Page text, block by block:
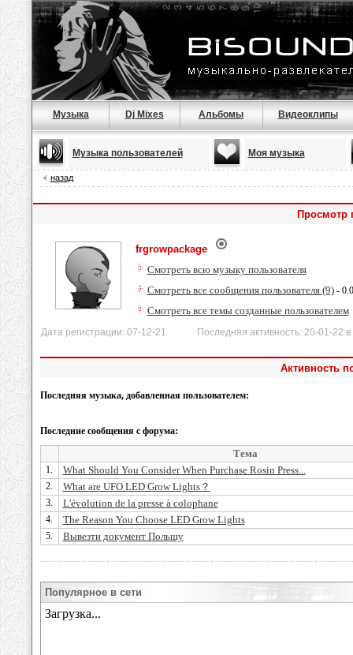
Музыка Dj Mixes Альбомы Видеоклипы
Музыка пользователей Моя музыка
назад
Просмотр
frgrowpackage
Смотреть всю музыку пользователя
Смотреть все сообщения пользователя (9)-
Смотреть все темы созданные пользователем
Дата регистрации: 07-12-21 Последняя активность: 20-01-22 в
Активность
Последняя музыка, добавленная пользователем:
Последние сообщения с форума:
Тема
1. What Should You Consider When Purchase Rosin Press...
2. What are UFO LED Grow Lights？
3. L'évolution de la presse à colophane
4. The Reason You Choose LED Grow Lights
5. Вывезти документ Польшу
Популярное в сети